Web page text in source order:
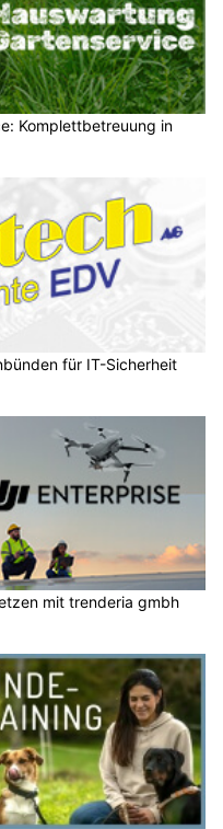
Komplettbetreuung in
für IT-Sicherheit
mit trenderia gmbh